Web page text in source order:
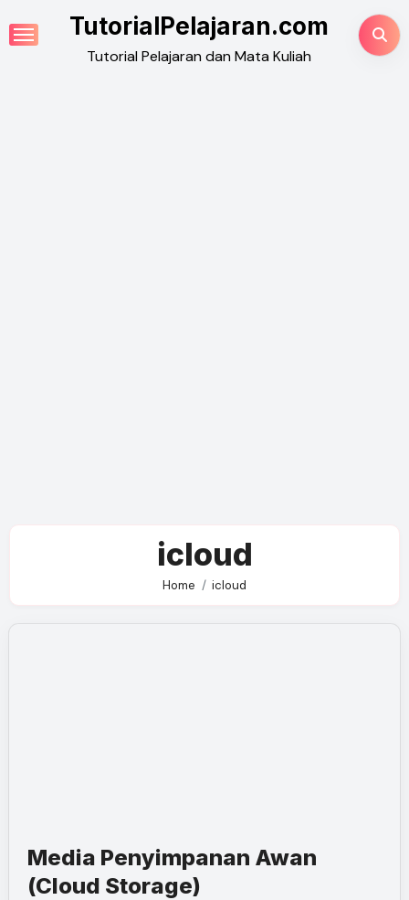
to
TutorialPelajaran.com
Tutorial Pelajaran dan Mata Kuliah
icloud
Home icloud
Media Penyimpanan Awan
(Cloud Storage)